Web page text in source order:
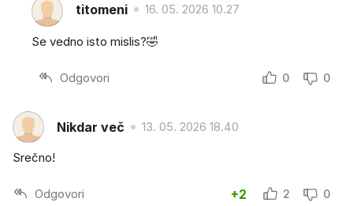
titomeni 16. 05. 2026 10.27
Se vedno isto mislis?🤣
Odgovori 0 0
Nikdar več 13. 05. 2026 18.40
Srečno!
Odgovori +2 2 0